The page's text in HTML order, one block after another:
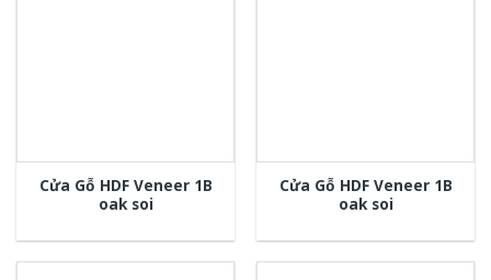
Cửa Gỗ HDF Veneer 1B
oak soi
Cửa Gỗ HDF Veneer 1B
oak soi